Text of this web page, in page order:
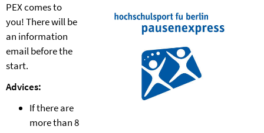
PEX comes to
you! There will be
an information
email before the
start.
Advices:
If there are
more than 8